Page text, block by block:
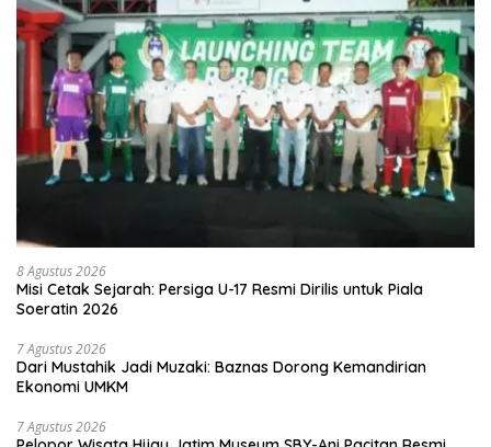
8 Agustus 2026
Misi Cetak Sejarah: Persiga U-17 Resmi Dirilis untuk Piala
Soeratin 2026
7 Agustus 2026
Dari Mustahik Jadi Muzaki: Baznas Dorong Kemandirian
Ekonomi UMKM
7 Agustus 2026